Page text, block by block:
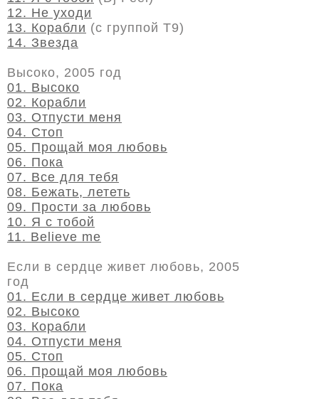
12. Не уходи
13. Корабли (с группой Т9)
14. Звезда
Высоко, 2005 год
01. Высоко
02. Корабли
03. Отпусти меня
04. Стоп
05. Прощай моя любовь
06. Пока
07. Все для тебя
08. Бежать, лететь
09. Прости за любовь
10. Я с тобой
11. Believe me
Если в сердце живет любовь, 2005
год
01. Если в сердце живет любовь
02. Высоко
03. Корабли
04. Отпусти меня
05. Стоп
06. Прощай моя любовь
07. Пока